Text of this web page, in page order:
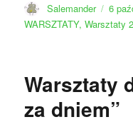
Autor
Salemander
Data
6
WARSZTATY,Warsztaty
Warsztaty
za dniem”